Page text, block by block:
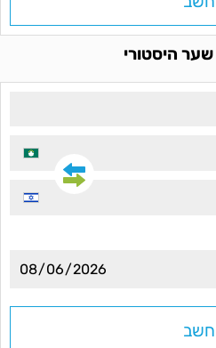
היסטורי